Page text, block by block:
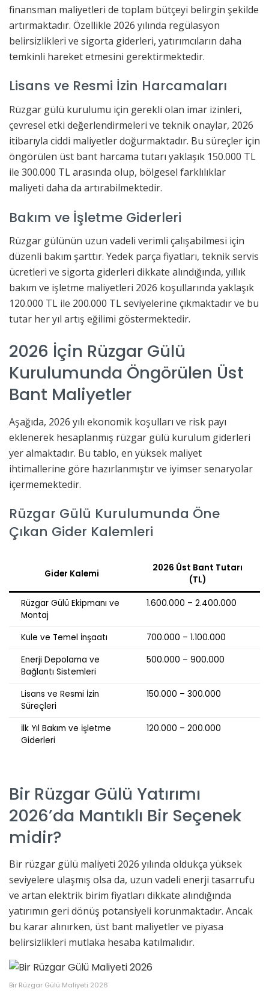
finansman maliyetleri de toplam bütçeyi belirgin şekilde
artırmaktadır. Özellikle 2026 yılında regülasyon
belirsizlikleri ve sigorta giderleri, yatırımcıların daha
temkinli hareket etmesini gerektirmektedir.
Lisans ve Resmi İzin Harcamaları
Rüzgar gülü kurulumu için gerekli olan imar izinleri,
çevresel etki değerlendirmeleri ve teknik onaylar, 2026
itibarıyla ciddi maliyetler doğurmaktadır. Bu süreçler için
öngörülen üst bant harcama tutarı yaklaşık 150.000 TL
ile 300.000 TL arasında olup, bölgesel farklılıklar
maliyeti daha da artırabilmektedir.
Bakım ve İşletme Giderleri
Rüzgar gülünün uzun vadeli verimli çalışabilmesi için
düzenli bakım şarttır. Yedek parça fiyatları, teknik servis
ücretleri ve sigorta giderleri dikkate alındığında, yıllık
bakım ve işletme maliyetleri 2026 koşullarında yaklaşık
120.000 TL ile 200.000 TL seviyelerine çıkmaktadır ve bu
tutar her yıl artış eğilimi göstermektedir.
2026 İçin Rüzgar Gülü
Kurulumunda Öngörülen Üst
Bant Maliyetler
Aşağıda, 2026 yılı ekonomik koşulları ve risk payı
eklenerek hesaplanmış rüzgar gülü kurulum giderleri
yer almaktadır. Bu tablo, en yüksek maliyet
ihtimallerine göre hazırlanmıştır ve iyimser senaryolar
içermemektedir.
Rüzgar Gülü Kurulumunda Öne
Çıkan Gider Kalemleri
Gider Kalemi
2026 Üst Bant Tutarı
(TL)
Rüzgar Gülü Ekipmanı ve
Montaj
1.600.000 – 2.400.000
Kule ve Temel İnşaatı
700.000 – 1.100.000
Enerji Depolama ve
Bağlantı Sistemleri
500.000 – 900.000
Lisans ve Resmi İzin
Süreçleri
150.000 – 300.000
İlk Yıl Bakım ve İşletme
Giderleri
120.000 – 200.000
Bir Rüzgar Gülü Yatırımı
2026’da Mantıklı Bir Seçenek
midir?
Bir rüzgar gülü maliyeti 2026 yılında oldukça yüksek
seviyelere ulaşmış olsa da, uzun vadeli enerji tasarrufu
ve artan elektrik birim fiyatları dikkate alındığında
yatırımın geri dönüş potansiyeli korunmaktadır. Ancak
bu karar alınırken, üst bant maliyetler ve piyasa
belirsizlikleri mutlaka hesaba katılmalıdır.
Bir Rüzgar Gülü Maliyeti 2026